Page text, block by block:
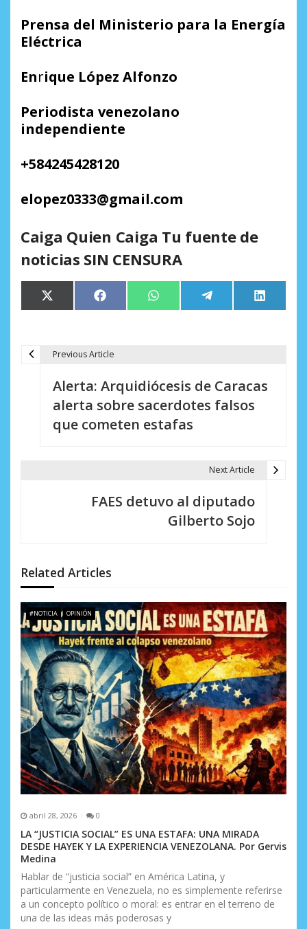
Prensa del Ministerio para la Energía
Eléctrica
Enrique López Alfonzo
Periodista venezolano
independiente
+584245428120
elopez0333@gmail.com
Caiga Quien Caiga Tu fuente de
noticias SIN CENSURA
Compartir
en
X
(Twitter)
Compartir
en
Facebook Compartir
en
WhatsApp Compartir
en
Telegram
en
LinkedIn
ó
n
d
e
e
n
t
r
a
d
a
s
Previous Article
Alerta: Arquidiócesis de Caracas
alerta sobre sacerdotes falsos
que cometen estafas
Next Article
FAES detuvo al diputado
Gilberto Sojo
Related Articles
#NOTICIA OPINIÓN
abril 28, 2026 0
LA “JUSTICIA SOCIAL” ES UNA ESTAFA: UNA MIRADA
DESDE HAYEK Y LA EXPERIENCIA VENEZOLANA. Por Gervis
Medina
Hablar de “justicia social” en América Latina, y
particularmente en Venezuela, no es simplemente referirse
a un concepto político o moral: es entrar en el terreno de
una de las ideas más poderosas y